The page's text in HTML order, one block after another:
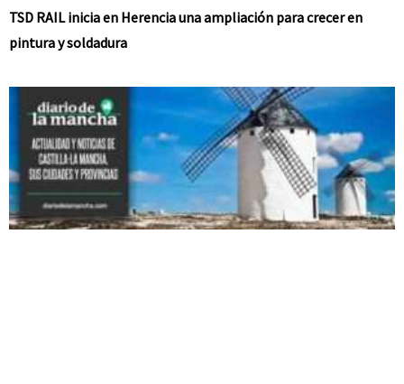
TSD RAIL inicia en Herencia una ampliación para crecer en
pintura y soldadura